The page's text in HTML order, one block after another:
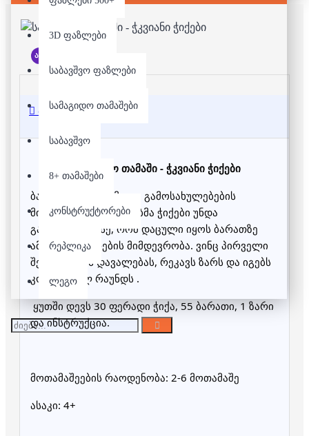
3D ფაზლები
საბავშვო ფაზლები
სამაგიდო თამაშები
საბავშვო
8+ თამაშები
კონსტრუქტორები
რეპლიკა
ლეგო
არ არის მარაგში
აღწერა
სამაგიდო თამაში - ჭკვიანი ჭიქები
ბარათებზე მოცემული გამოსახულებების
მიხედვით მოთამაშეებმა ჭიქები უნდა
განათავსონ ისე, რომ დაცული იყოს ბარათზე
ამოსული ფერების მიმდევრობა. ვინც პირველი
შეასრულებს დავალებას, რეკავს ზარს და იგებს
კონკრეტულ რაუნდს .
ყუთში დევს 30 ფერადი ჭიქა, 55 ბარათი, 1 ზარი
და ინსტრუქცია.
მოთამაშეების რაოდენობა: 2-6 მოთამაშე
ასაკი: 4+